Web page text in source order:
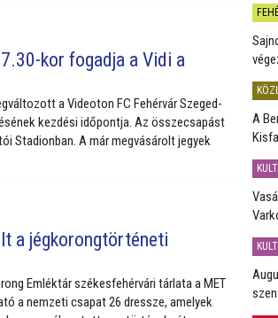
kor fogadja a Vidi a
a Videoton FC Fehérvár Szeged-
kezdési időpontja. Az összecsapást
Stadionban. A már megvásárolt jegyek
a jégkorongtörténeti
Emléktár székesfehérvári tárlata a MET
a nemzeti csapat 26 dressze, amelyek
A